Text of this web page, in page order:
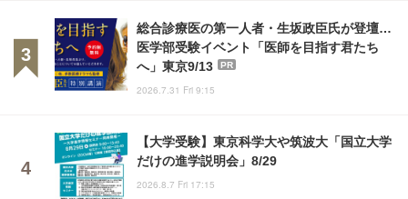
総合診療医の第一人者・生坂政臣氏が登壇…
医学部受験イベント「医師を目指す君たち
へ」東京9/13
PR
2026.7.31 Fri 9:15
【大学受験】東京科学大や筑波大「国立大学
だけの進学説明会」8/29
2026.8.7 Fri 17:15